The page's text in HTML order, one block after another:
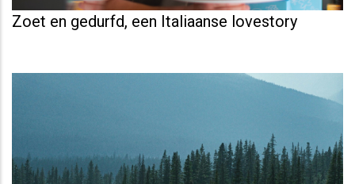
Zoet en gedurfd, een Italiaanse lovestory